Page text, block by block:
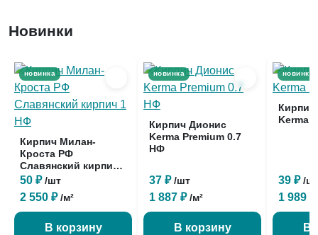
Новинки
Кирпич Милан-
Кроста РФ
Славянский кирпич
1 НФ
50 ₽/шт
2 550 ₽/м²
новинка
В корзину
Кирпич Дионис
Kerma Premium 0.7
НФ
37 ₽/шт
1 887 ₽/м²
новинка
В корзину
Kerma
39 ₽/
1 989 ₽
новинка
В